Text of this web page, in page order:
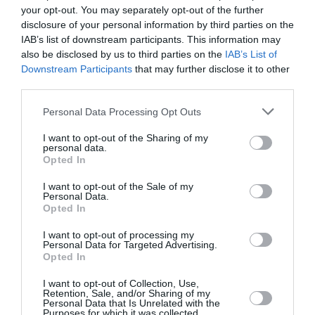
your opt-out. You may separately opt-out of the further
disclosure of your personal information by third parties on the
IAB’s list of downstream participants. This information may
also be disclosed by us to third parties on the IAB’s List of
Downstream Participants that may further disclose it to other
Personal Data Processing Opt Outs
I want to opt-out of the Sharing of my
personal data.
Opted In
I want to opt-out of the Sale of my
Personal Data.
Opted In
I want to opt-out of processing my
Personal Data for Targeted Advertising.
Opted In
I want to opt-out of Collection, Use,
Retention, Sale, and/or Sharing of my
Personal Data that Is Unrelated with the
Pas si Cool a commenté l'article :
19 h 23 sans escale : le Boeing 777F de National
Airlines relie l’Écosse à l’Australie
WESTJET : LA GRÈVE DES
AGENTS DE BORD PREND